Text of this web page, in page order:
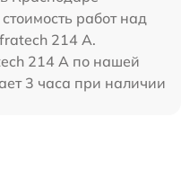
работ над
214 А.
214 А по нашей
3 часа при наличии